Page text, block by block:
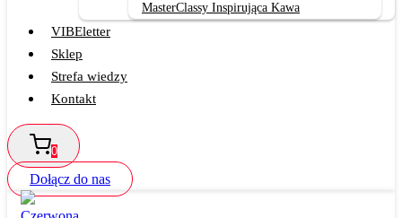
MasterClassy Inspirująca Kawa
VIBEletter
Sklep
Strefa wiedzy
Kontakt
0
Dołącz do nas